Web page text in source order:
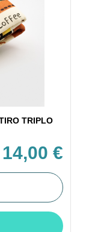
TRIPLO
14,00 €